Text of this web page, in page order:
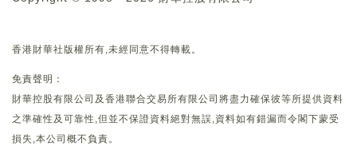
香港財華社版權所有,未經同意不得轉載。
免責聲明：
財華控股有限公司及香港聯合交易所有限公司將盡力確保彼等所提供資料
之準確性及可靠性,但並不保證資料絕對無誤,資料如有錯漏而令閣下蒙受
損失,本公司概不負責。